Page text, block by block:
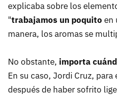
explicaba sobre los
"trabajamos un poquito en
manera, los aromas se
No obstante, importa
En su caso, Jordi Cruz,
después de haber sofrito